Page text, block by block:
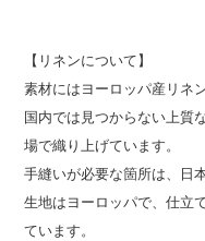
【リネンについて】
素材にはヨーロッパ産リネ
国内では見つからない上質
場で織り上げています。
手縫いが必要な箇所は、日
生地はヨーロッパで、仕立
ています。